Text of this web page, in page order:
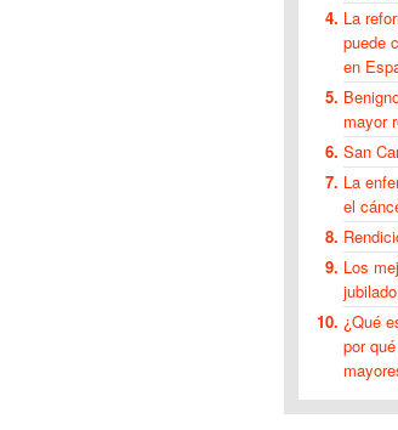
La
puede
en
mayor
San
La
el
Los
¿Qué
por